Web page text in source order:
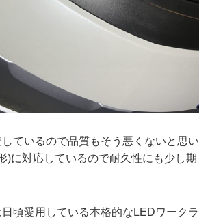
ているので品質もそう悪くないと思い
)に対応しているので耐久性にも少し期
頃愛用している本格的なLEDワークラ